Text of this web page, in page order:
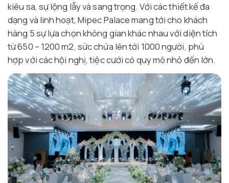
kiêu sa, sự lộng lẫy và sang trọng. Với các thiết kế đa
dạng và linh hoạt, Mipec Palace mang tới cho khách
hàng 5 sự lựa chọn không gian khác nhau với diện tích
từ 650 – 1200 m2, sức chứa lên tới 1000 người, phù
hợp với các hội nghị, tiệc cưới có quy mô nhỏ đến lớn.